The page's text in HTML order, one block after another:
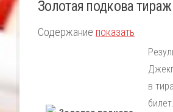
Золотая подкова
Содержание показать
в
билет.